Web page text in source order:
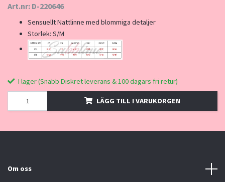
Art.nr: D-220646
Sensuellt Nattlinne med blommiga detaljer
Storlek: S/M
I lager (Snabb Diskret leverans & 100 dagars fri retur)
LÄGG TILL I VARUKORGEN
Om oss